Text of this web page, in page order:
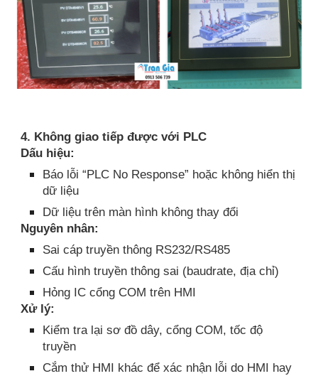
4. Không giao tiếp được với PLC
Dấu hiệu:
Báo lỗi “PLC No Response” hoặc không hiển thị
dữ liệu
Dữ liệu trên màn hình không thay đổi
Nguyên nhân:
Sai cáp truyền thông RS232/RS485
Cấu hình truyền thông sai (baudrate, địa chỉ)
Hỏng IC cổng COM trên HMI
Xử lý:
Kiểm tra lại sơ đồ dây, cổng COM, tốc độ
truyền
Cắm thử HMI khác để xác nhận lỗi do HMI hay